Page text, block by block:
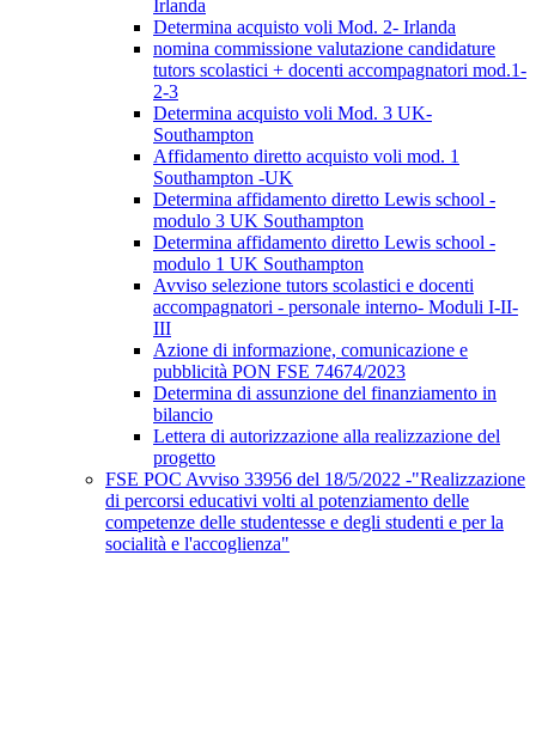
Irlanda
Determina acquisto voli Mod. 2- Irlanda
nomina commissione valutazione candidature
tutors scolastici + docenti accompagnatori mod.1-
2-3
Determina acquisto voli Mod. 3 UK-
Southampton
Affidamento diretto acquisto voli mod. 1
Southampton -UK
Determina affidamento diretto Lewis school -
modulo 3 UK Southampton
Determina affidamento diretto Lewis school -
modulo 1 UK Southampton
Avviso selezione tutors scolastici e docenti
accompagnatori - personale interno- Moduli I-II-
III
Azione di informazione, comunicazione e
pubblicità PON FSE 74674/2023
Determina di assunzione del finanziamento in
bilancio
Lettera di autorizzazione alla realizzazione del
progetto
FSE POC Avviso 33956 del 18/5/2022 -"Realizzazione
di percorsi educativi volti al potenziamento delle
competenze delle studentesse e degli studenti e per la
socialità e l'accoglienza"